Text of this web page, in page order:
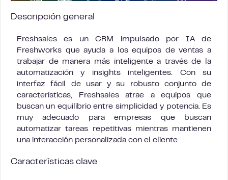
Descripción general
Freshsales es un CRM impulsado por IA de
Freshworks que ayuda a los equipos de ventas a
trabajar de manera más inteligente a través de la
automatización y insights inteligentes. Con su
interfaz fácil de usar y su robusto conjunto de
características, Freshsales atrae a equipos que
buscan un equilibrio entre simplicidad y potencia. Es
muy adecuado para empresas que buscan
automatizar tareas repetitivas mientras mantienen
una interacción personalizada con el cliente.
Características clave